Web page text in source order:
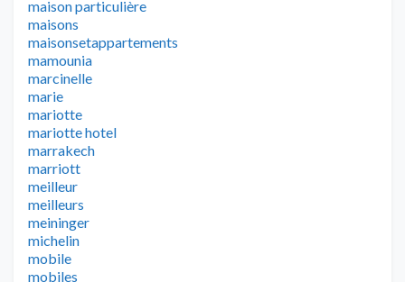
maison particulière
maisons
maisonsetappartements
mamounia
marcinelle
marie
mariotte
mariotte hotel
marrakech
marriott
meilleur
meilleurs
meininger
michelin
mobile
mobiles